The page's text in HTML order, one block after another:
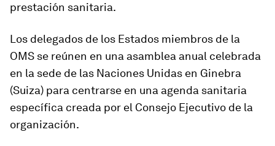
prestación sanitaria.
Los delegados de los Estados miembros de la
OMS se reúnen en una asamblea anual celebrada
en la sede de las Naciones Unidas en Ginebra
(Suiza) para centrarse en una agenda sanitaria
específica creada por el Consejo Ejecutivo de la
organización.